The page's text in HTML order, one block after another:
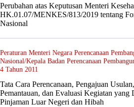
Perubahan atas Keputusan Menteri
HK.01.07/MENKES/813/2019 tentang
Nasional
Peraturan Menteri Negara Perencanaan
Nasional/Kepala Badan Perencanaan
4 Tahun 2011
Tata Cara Perencanaan, Pengajuan
Pemantauan, dan Evaluasi Kegiatan yang
Pinjaman Luar Negeri dan Hibah